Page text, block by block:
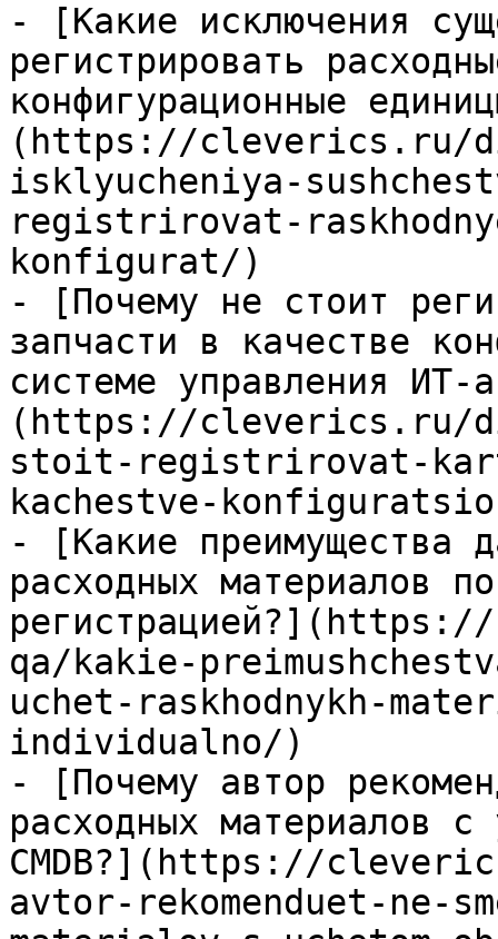
- [Какие исключения
регистрировать
конфигурационные
(https://cleverics.ru/
isklyucheniya-
registrirovat-
konfigurat/)
- [Почему не стоит
запчасти в качестве
системе управления ИТ-
(https://cleverics.ru/
stoit-registrirovat-
kachestve-
- [Какие преимущества
расходных материалов
qa/kakie-
uchet-raskhodnykh-
individualno/)
- [Почему автор
расходных материалов
CMDB?](https://
avtor-rekomenduet-ne-